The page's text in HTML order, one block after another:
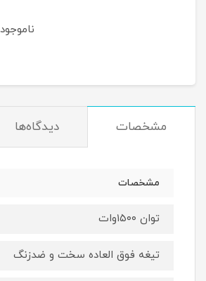
ناموجود
مشخصات دیدگاه‌ها
مشخصات
توان ۱۵۰۰وات
تیغه فوق العاده سخت و ضدزنگ